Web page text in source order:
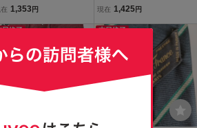
フランス)ネクタイ38
1,353 円
クフランス)ネクタイ9
現在 1,425円
日終了 本日終了